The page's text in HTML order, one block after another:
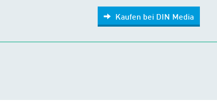
Kaufen bei DIN Media